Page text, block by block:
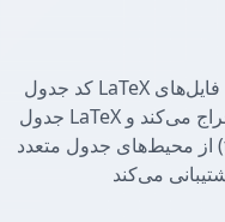
کد جدول LaTeX را بچسبانید یا فایل‌های .tex آپلود کنید. ابزار نحو
جدول LaTeX را تجزیه می‌کند و محتوای داده را استخراج می‌کند و
از محیط‌های جدول متعدد (tabular، longtable، array و غیره) و